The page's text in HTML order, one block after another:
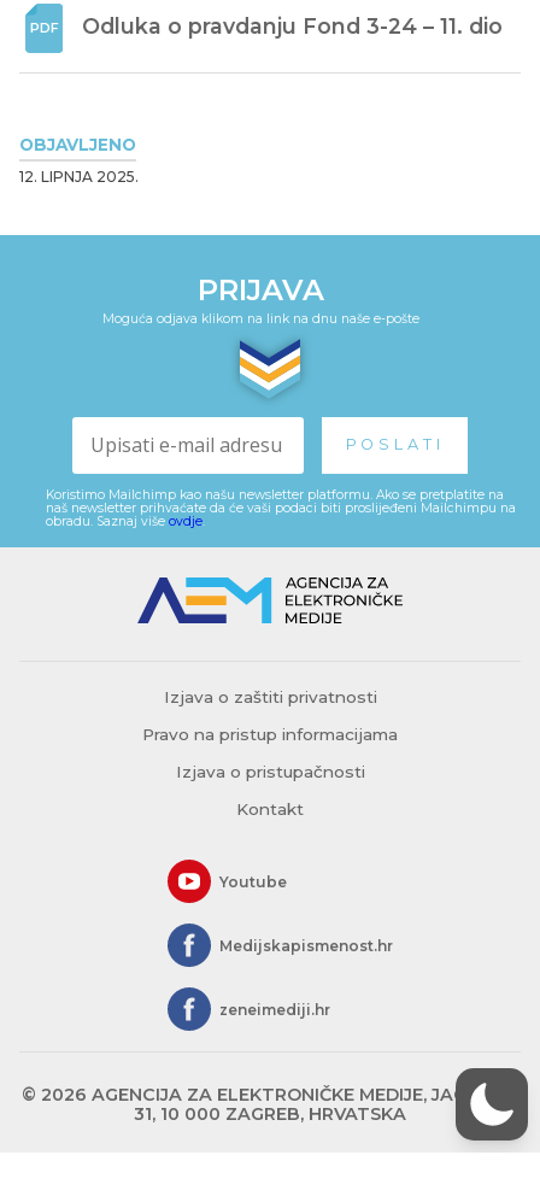
OBJAVLJENO
12. LIPNJA 2025.
Odluka o pravdanju Fond 3-24 – 11. dio
PRIJAVA
Moguća odjava klikom na link na dnu naše e-pošte
Koristimo Mailchimp kao našu newsletter platformu. Ako se pretplatite na
naš newsletter prihvaćate da će vaši podaci biti proslijeđeni Mailchimpu na
obradu. Saznaj više ovdje
Izjava o zaštiti privatnosti
Pravo na pristup informacijama
Izjava o pristupačnosti
Kontakt
Youtube
Medijskapismenost.hr
zeneimediji.hr
© 2026 AGENCIJA ZA ELEKTRONIČKE MEDIJE, JAGIĆEVA
31, 10 000 ZAGREB, HRVATSKA